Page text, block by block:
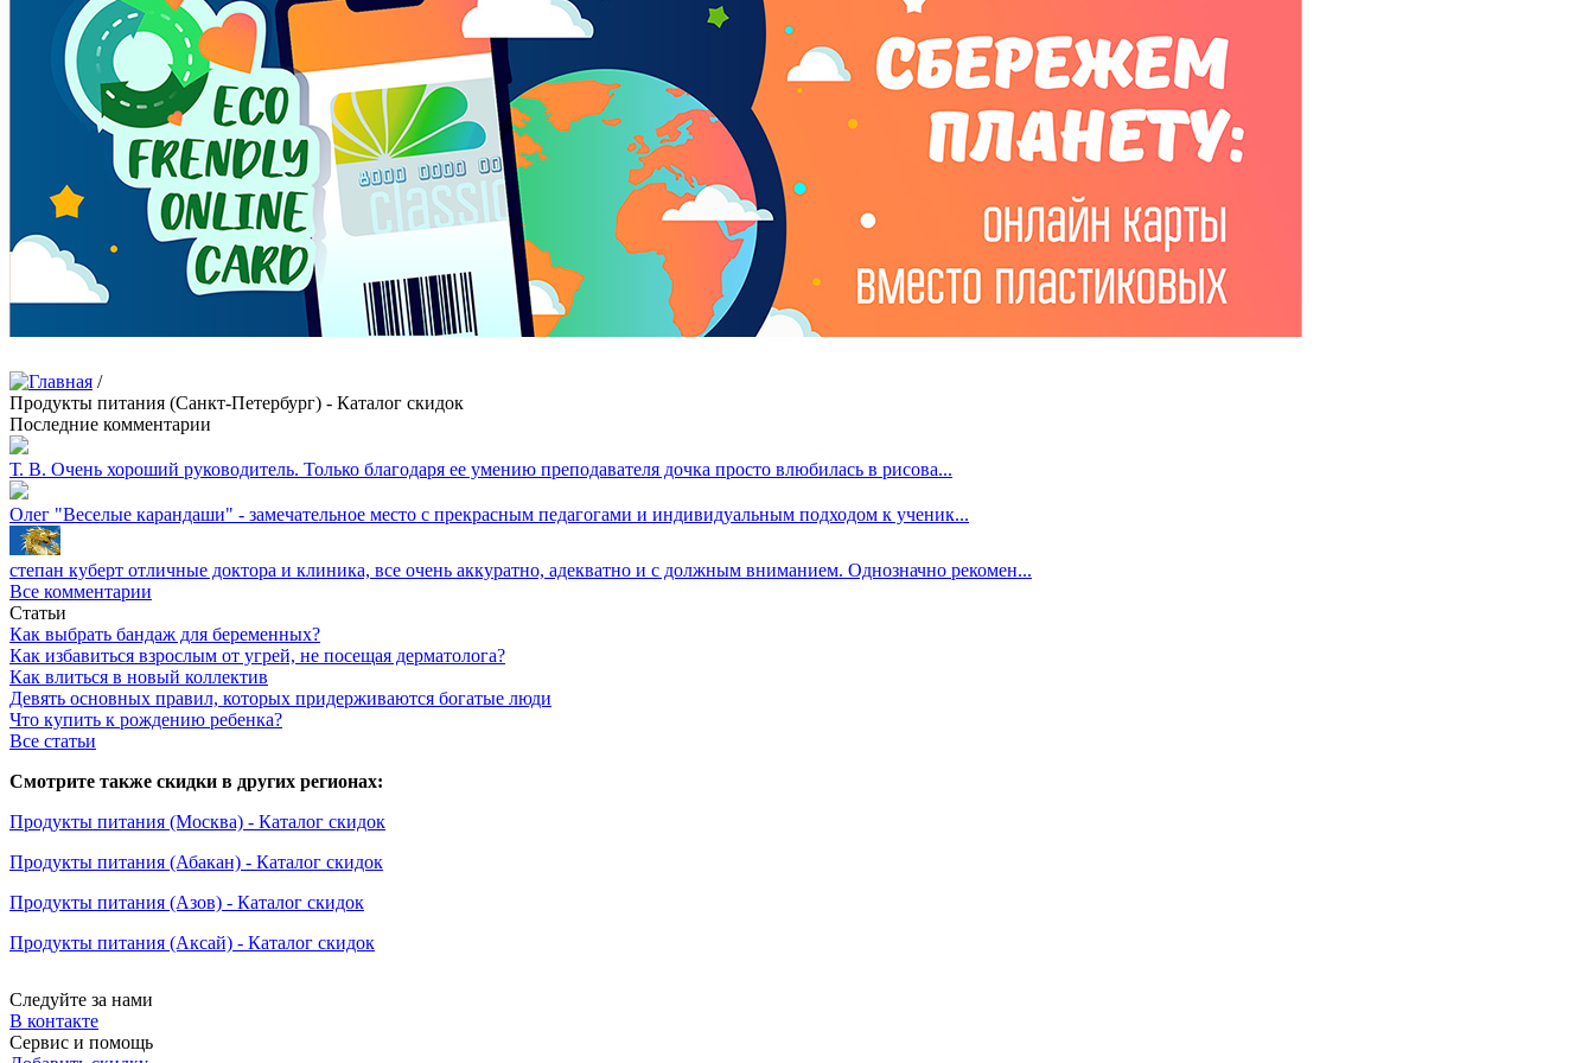
/
Продукты питания (Санкт-Петербург) - Каталог скидок
Последние комментарии
Т. В. Очень хороший руководитель. Только благодаря ее умению преподавателя дочка просто влюбилась в рисова...
Олег "Веселые карандаши" - замечательное место с прекрасным педагогами и индивидуальным подходом к ученик...
степан куберт отличные доктора и клиника, все очень аккуратно, адекватно и с должным вниманием. Однозначно рекомен...
Все комментарии
Статьи
Как выбрать бандаж для беременных?
Как избавиться взрослым от угрей, не посещая дерматолога?
Как влиться в новый коллектив
Девять основных правил, которых придерживаются богатые люди
Что купить к рождению ребенка?
Все статьи
Смотрите также скидки в других регионах:
Продукты питания (Москва) - Каталог скидок
Продукты питания (Абакан) - Каталог скидок
Продукты питания (Азов) - Каталог скидок
Продукты питания (Аксай) - Каталог скидок
Следуйте за нами
В контакте
Сервис и помощь